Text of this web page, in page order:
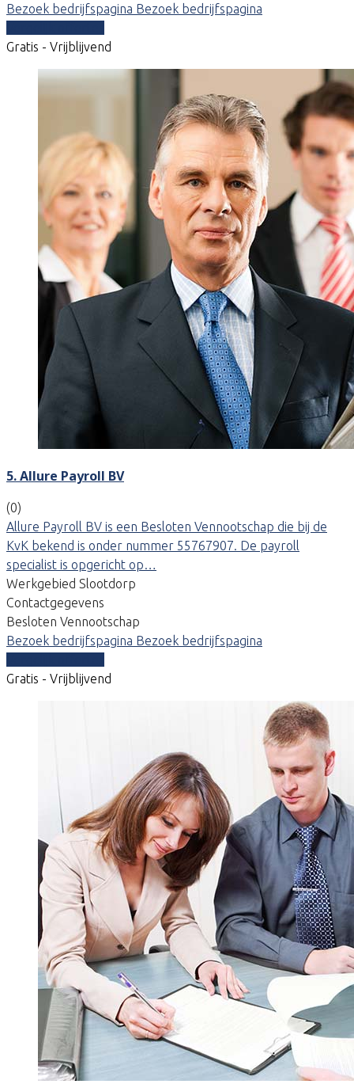
Bezoek bedrijfspagina Bezoek bedrijfspagina
Gratis - Vrijblijvend
5. Allure Payroll BV
(0)
Allure Payroll BV is een Besloten Vennootschap die bij de
KvK bekend is onder nummer 55767907. De payroll
specialist is opgericht op…
Werkgebied Slootdorp
Contactgegevens
Besloten Vennootschap
Bezoek bedrijfspagina Bezoek bedrijfspagina
Gratis - Vrijblijvend